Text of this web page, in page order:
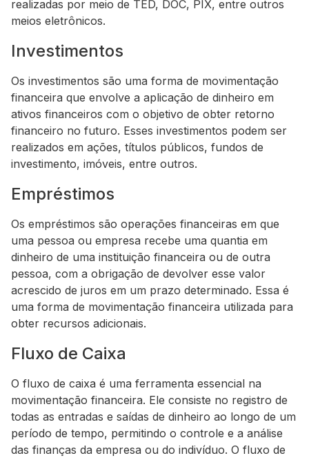
realizadas por meio de TED, DOC, PIX, entre outros
meios eletrônicos.
Investimentos
Os investimentos são uma forma de movimentação
financeira que envolve a aplicação de dinheiro em
ativos financeiros com o objetivo de obter retorno
financeiro no futuro. Esses investimentos podem ser
realizados em ações, títulos públicos, fundos de
investimento, imóveis, entre outros.
Empréstimos
Os empréstimos são operações financeiras em que
uma pessoa ou empresa recebe uma quantia em
dinheiro de uma instituição financeira ou de outra
pessoa, com a obrigação de devolver esse valor
acrescido de juros em um prazo determinado. Essa é
uma forma de movimentação financeira utilizada para
obter recursos adicionais.
Fluxo de Caixa
O fluxo de caixa é uma ferramenta essencial na
movimentação financeira. Ele consiste no registro de
todas as entradas e saídas de dinheiro ao longo de um
período de tempo, permitindo o controle e a análise
das finanças da empresa ou do indivíduo. O fluxo de